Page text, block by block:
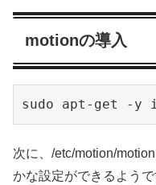
motionの導入
sudo apt-get -y
次に、/etc/motion/
かな設定ができるようで